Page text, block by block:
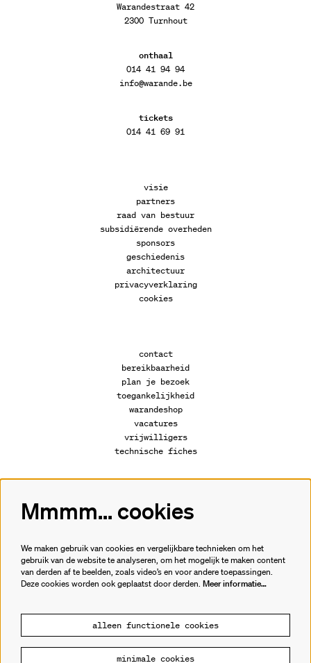
Warandestraat 42
2300 Turnhout
onthaal
014 41 94 94
info@warande.be
tickets
014 41 69 91
visie
partners
raad van bestuur
subsidiërende overheden
sponsors
geschiedenis
architectuur
privacyverklaring
cookies
contact
bereikbaarheid
plan je bezoek
toegankelijkheid
warandeshop
vacatures
vrijwilligers
technische fiches
Volg ons
Meld je aan voor de nieuwsbrief.
Mmmm... cookies
We maken gebruik van cookies en vergelijkbare technieken om het
gebruik van de website te analyseren, om het mogelijk te maken content
van derden af te beelden, zoals video’s en voor andere toepassingen.
Deze cookies worden ook geplaatst door derden. Meer informatie…
alleen functionele cookies
minimale cookies